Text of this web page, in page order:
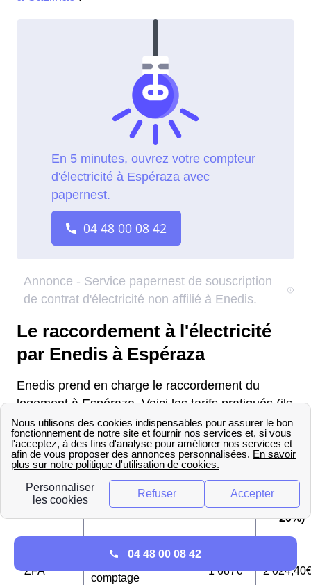
Le raccordement à l'électricité
par Enedis à Espéraza
Enedis prend en charge le raccordement du
logement à Espéraza. Voici les tarifs pratiqués (ils
sont maintenant estimés sur la base d'un devis) :
Zone
Puissance de
raccordement
20%)
ZFA
comptage
1 687€ 2
04 48 00 08 42